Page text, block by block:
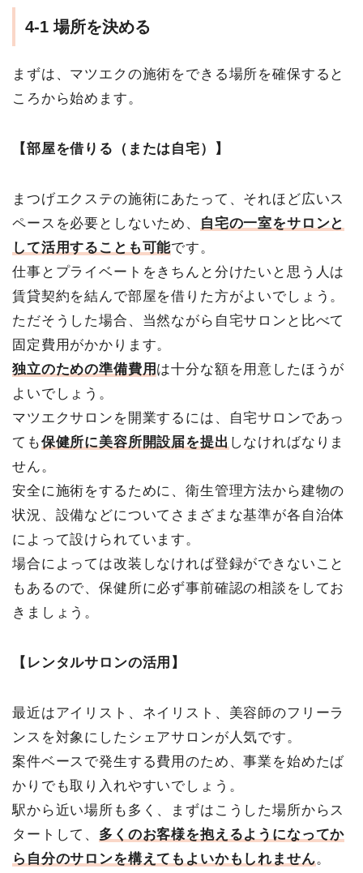
4-1 場所を決める
まずは、マツエクの施術をできる場所を確保すると
ころから始めます。
【部屋を借りる（または自宅）】
まつげエクステの施術にあたって、それほど広いス
ペースを必要としないため、
自宅の一室をサロンと
して活用することも可能です。
仕事とプライベートをきちんと分けたいと思う人は
賃貸契約を結んで部屋を借りた方がよいでしょう。
ただそうした場合、当然ながら自宅サロンと比べて
固定費用がかかります。
独立のための準備費用 は十分な額を用意したほうが
よいでしょう。
マツエクサロンを開業するには、自宅サロンであっ
ても保健所に美容所開設届を提出 しなければなりま
せん。
安全に施術をするために、衛生管理方法から建物の
状況、設備などについてさまざまな基準が各自治体
によって設けられています。
場合によっては改装しなければ登録ができないこと
もあるので、保健所に必ず事前確認の相談をしてお
きましょう。
【レンタルサロンの活用】
最近はアイリスト、ネイリスト、美容師のフリーラ
ンスを対象にしたシェアサロンが人気です。
案件ベースで発生する費用のため、事業を始めたば
かりでも取り入れやすいでしょう。
駅から近い場所も多く、まずはこうした場所からス
タートして、 多くのお客様を抱えるようになってか
ら自分のサロンを構えてもよいかもしれません。